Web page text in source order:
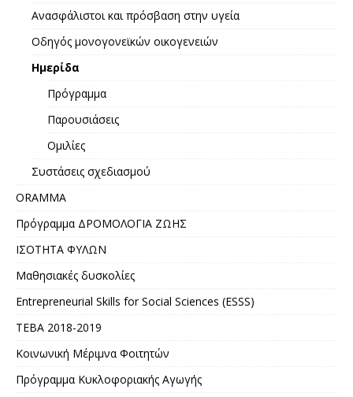
Ανασφάλιστοι και πρόσβαση στην υγεία
Οδηγός μονογονεϊκών οικογενειών
Ημερίδα
Πρόγραμμα
Παρουσιάσεις
Ομιλίες
Συστάσεις σχεδιασμού
ORAMMA
Πρόγραμμα ΔΡΟΜΟΛΟΓΙΑ ΖΩΗΣ
ΙΣΟΤΗΤΑ ΦΥΛΩΝ
Μαθησιακές δυσκολίες
Entrepreneurial Skills for Social Sciences (ESSS)
ΤΕΒΑ 2018-2019
Κοινωνική Μέριμνα Φοιτητών
Πρόγραμμα Κυκλοφοριακής Αγωγής